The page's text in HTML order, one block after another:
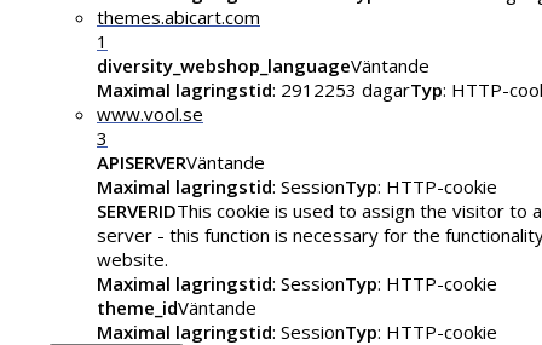
themes.abicart.com
1
diversity_webshop_languageVäntande
Maximal lagringstid: 2912253 dagarTyp: HTTP-
www.vool.se
3
APISERVERVäntande
Maximal lagringstid: SessionTyp: HTTP-cookie
SERVERIDThis cookie is used to assign the visitor to
server - this function is necessary for the
website.
Maximal lagringstid: SessionTyp: HTTP-cookie
theme_idVäntande
Maximal lagringstid: SessionTyp: HTTP-cookie